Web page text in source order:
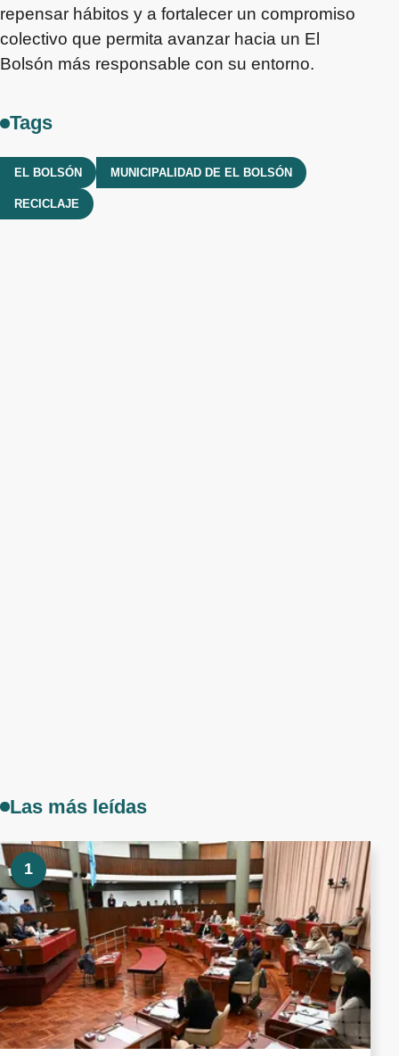
repensar hábitos y a fortalecer un compromiso
colectivo que permita avanzar hacia un El
Bolsón más responsable con su entorno.
Tags
EL BOLSÓN MUNICIPALIDAD DE EL BOLSÓN
RECICLAJE
Las más leídas
1